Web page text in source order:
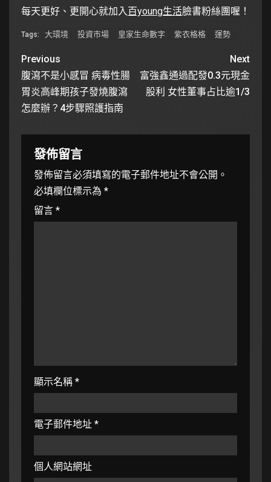
每天更好、更開心就加入百young生活臉書粉絲團喔！
Tags: 大環境 投資市場 皇家生命數字 紫衣格格 運勢
Previous
腹瀉不是小感冒 病毒性腸
胃炎高峰期孩子發燒腹瀉
怎麼辦？4步驟照護指南
Next
富強鑫通過配發0.3元現金
股利 女性董事占比逾1/3
發佈留言
發佈留言必須填寫的電子郵件地址不會公開。
必填欄位標示為 *
留言 *
顯示名稱 *
電子郵件地址 *
個人網站網址